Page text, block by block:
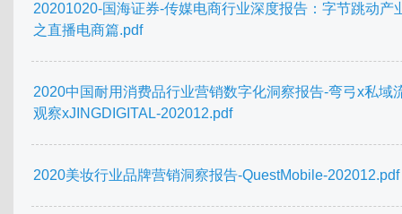
20201020-国海证券-传媒电商行业深度报告：字节跳动产
之直播电商篇.pdf
2020中国耐用消费品行业营销数字化洞察报告-弯弓x私域
观察xJINGDIGITAL-202012.pdf
2020美妆行业品牌营销洞察报告-QuestMobile-202012.pdf